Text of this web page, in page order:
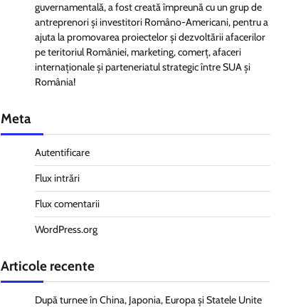
guvernamentală, a fost creată împreună cu un grup de
antreprenori și investitori Româno-Americani, pentru a
ajuta la promovarea proiectelor și dezvoltării afacerilor
pe teritoriul României, marketing, comerț, afaceri
internaționale și parteneriatul strategic între SUA și
România!
Meta
Autentificare
Flux intrări
Flux comentarii
WordPress.org
Articole recente
După turnee în China, Japonia, Europa și Statele Unite